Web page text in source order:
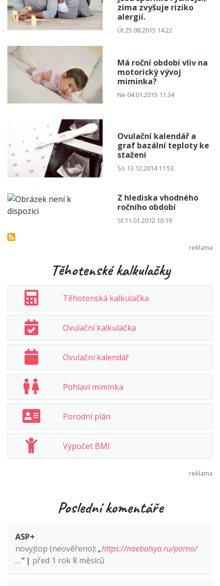
zima zvyšuje riziko
alergií.
Út 25.08.2015 14:22
Má roční období vliv na
motorický vývoj
miminka?
Ne 04.01.2015 11:34
Ovulační kalendář a
graf bazální teploty ke
stažení
So 13.12.2014 11:53
Z hlediska vhodného
ročního období
St 11.01.2012 10:19
Těhotenské kalkulačky
Těhotenská kalkulačka
Ovulační kalkulačka
Ovulační kalendář
Pohlaví miminka
Porodní plán
Výpočet BMI
Poslední komentáře
ASP+
novyjtop (neověřeno): „https://naebalsya.ru/porno/
…“| před 1 rok 8 měsíců